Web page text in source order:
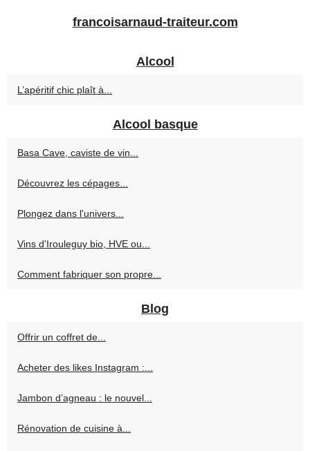
francoisarnaud-traiteur.com
Alcool
L’apéritif chic plaît à...
Alcool basque
Basa Cave, caviste de vin...
Découvrez les cépages...
Plongez dans l'univers...
Vins d'Irouleguy bio, HVE ou...
Comment fabriquer son propre...
Blog
Offrir un coffret de...
Acheter des likes Instagram :...
Jambon d’agneau : le nouvel...
Rénovation de cuisine à...